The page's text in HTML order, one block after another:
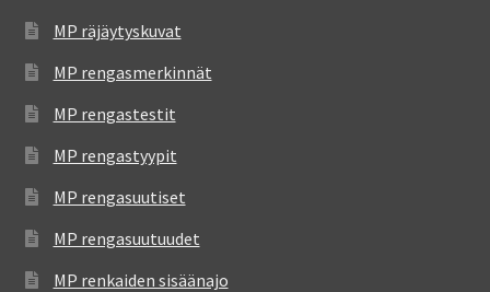
MP räjäytyskuvat
MP rengasmerkinnät
MP rengastestit
MP rengastyypit
MP rengasuutiset
MP rengasuutuudet
MP renkaiden sisäänajo